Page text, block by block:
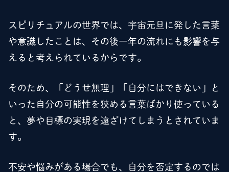
スピリチュアルの世界では、宇宙元旦に発した言葉
や意識したことは、その後一年の流れにも影響を与
えると考えられているからです。
そのため、「どうせ無理」「自分にはできない」と
いった自分の可能性を狭める言葉ばかり使っている
と、夢や目標の実現を遠ざけてしまうとされていま
す。
不安や悩みがある場合でも、自分を否定するのでは